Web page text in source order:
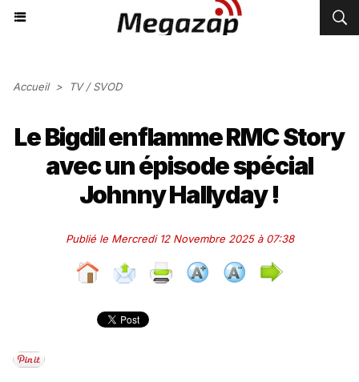
Accueil > TV / SVOD
Le Bigdil enflamme RMC Story
avec un épisode spécial
Johnny Hallyday !
Publié le Mercredi 12 Novembre 2025 à 07:38